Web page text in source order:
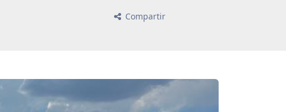
Compartir